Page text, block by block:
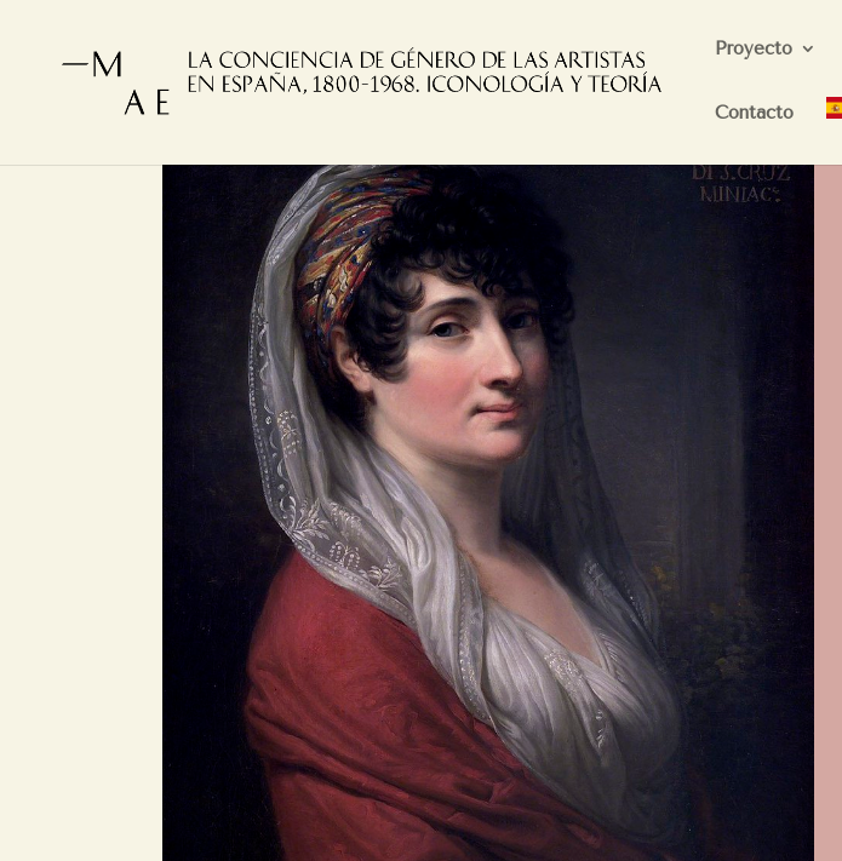
Proyecto
Contacto